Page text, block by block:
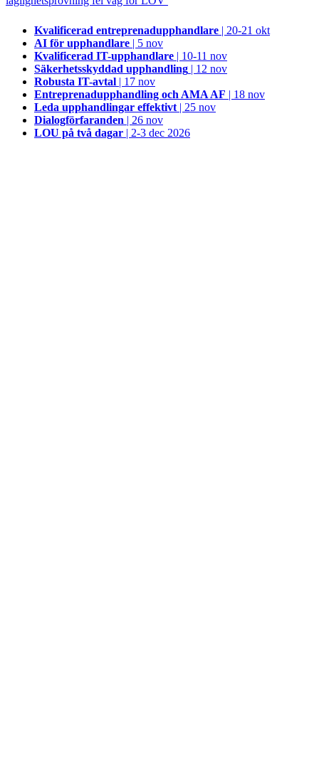
Kvalificerad entreprenad­upphandlare | 20-21 okt
AI för upphandlare | 5 nov
Kvalificerad IT-upphandlare | 10-11 nov
Säkerhetsskyddad upphandling | 12 nov
Robusta IT-avtal | 17 nov
Entreprenadupphandling och AMA AF | 18 nov
Leda upphandlingar effektivt | 25 nov
Dialogförfaranden | 26 nov
LOU på två dagar | 2-3 dec 2026